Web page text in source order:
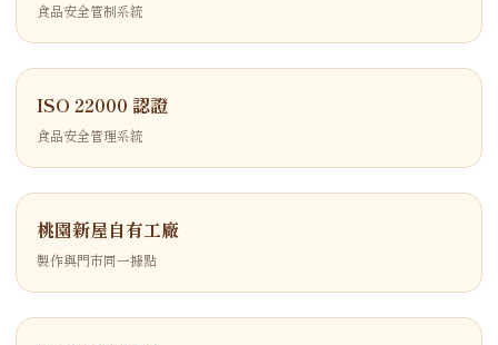
食品安全管制系統
ISO 22000 認證
食品安全管理系統
桃園新屋自有工廠
製作與門市同一據點